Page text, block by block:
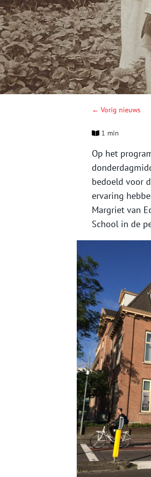
← Vorig nieuws
1 min
Op het
bedoeld voor
ervaring
Margriet van
School in de